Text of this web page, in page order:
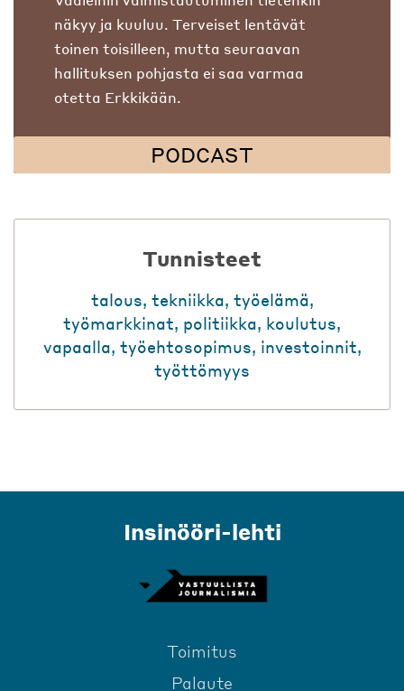
näkyy ja kuuluu. Terveiset lentävät
toinen toisilleen, mutta seuraavan
hallituksen pohjasta ei saa varmaa
otetta Erkkikään.
PODCAST
Tunnisteet
talous, tekniikka, työelämä,
työmarkkinat, politiikka, koulutus,
vapaalla, työehtosopimus, investoinnit,
työttömyys
Insinööri-lehti
Toimitus
Palaute